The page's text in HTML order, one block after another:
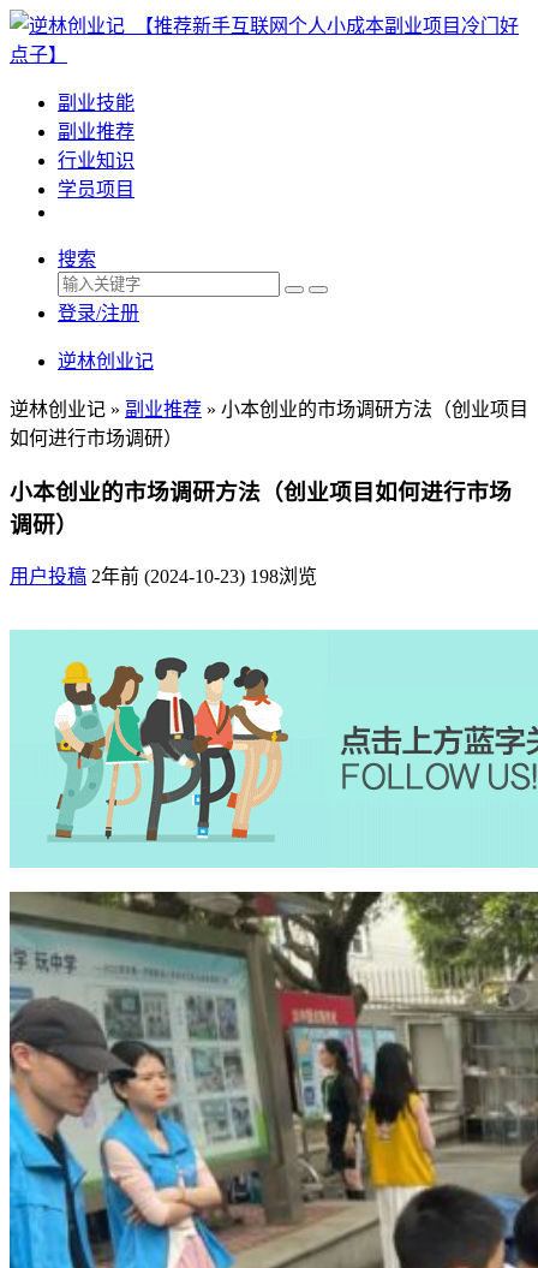
副业技能
副业推荐
行业知识
学员项目
搜索
登录/注册
逆林创业记
逆林创业记 » 副业推荐 » 小本创业的市场调研方法（创业项目
如何进行市场调研）
小本创业的市场调研方法（创业项目如何进行市场
调研）
用户投稿 2年前 (2024-10-23) 198浏览